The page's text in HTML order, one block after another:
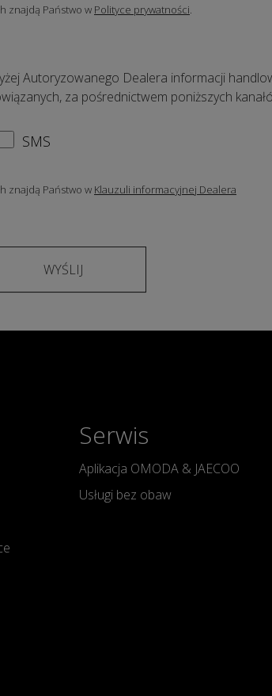
znajdą Państwo w Polityce prywatności.
Autoryzowanego Dealera informacji
za pośrednictwem poniższych
SMS
znajdą Państwo w Klauzuli informacyjnej Dealera
WYŚLIJ
Serwis
Aplikacja OMODA & JAECOO
Usługi bez obaw